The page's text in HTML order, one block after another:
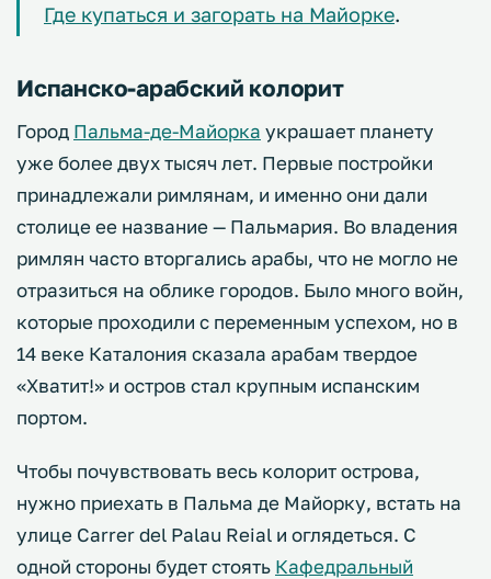
Где купаться и загорать на Майорке.
Испанско-арабский колорит
Город Пальма-де-Майорка украшает планету
уже более двух тысяч лет. Первые постройки
принадлежали римлянам, и именно они дали
столице ее название — Пальмария. Во владения
римлян часто вторгались арабы, что не могло не
отразиться на облике городов. Было много войн,
которые проходили с переменным успехом, но в
14 веке Каталония сказала арабам твердое
«Хватит!» и остров стал крупным испанским
портом.
Чтобы почувствовать весь колорит острова,
нужно приехать в Пальма де Майорку, встать на
улице Carrer del Palau Reial и оглядеться. С
одной стороны будет стоять Кафедральный